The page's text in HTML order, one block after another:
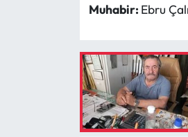
Muhabir: Ebru
Sungurlu Haberleri